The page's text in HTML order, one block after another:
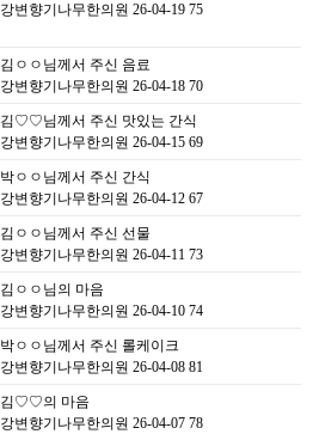
강변향기나무한의원 26-04-19 75
김ㅇㅇ님께서 주신 음료
강변향기나무한의원 26-04-18 70
김♡♡님께서 주신 맛있는 간식
강변향기나무한의원 26-04-15 69
박ㅇㅇ님께서 주신 간식
강변향기나무한의원 26-04-12 67
김ㅇㅇ님께서 주신 선물
강변향기나무한의원 26-04-11 73
김ㅇㅇ님의 마음
강변향기나무한의원 26-04-10 74
박ㅇㅇ님께서 주신 롤케이크
강변향기나무한의원 26-04-08 81
김♡♡의 마음
강변향기나무한의원 26-04-07 78